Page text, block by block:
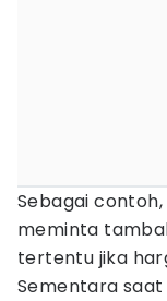
Sebagai
meminta
tertentu jika
Sementara